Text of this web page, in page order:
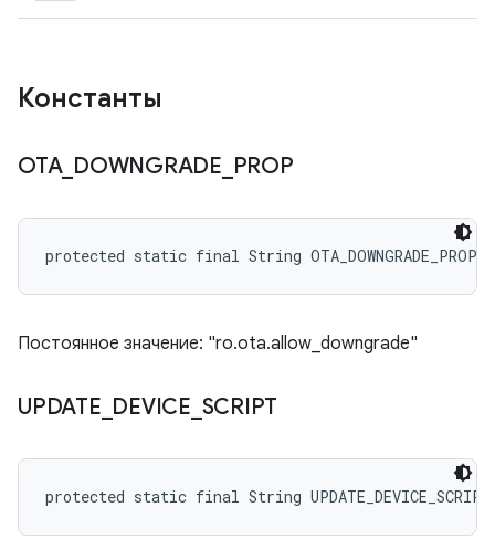
Константы
OTA_ DOWNGRADE PROP
protected static final String OTA_DOWNGRADE_PROP
Постоянное значение: "ro.ota.allow_downgrade"
UPDATE DEVICE SCRIPT
protected static final String UPDATE_DEVICE_SCRIPT